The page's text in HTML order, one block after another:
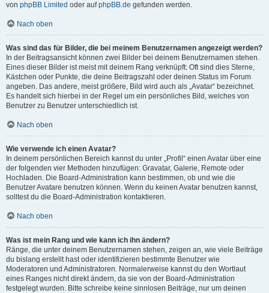
von phpBB Limited oder aufphpBB.de gefunden werden.
Nach oben
Was sind das für Bilder, die bei meinem Benutzernamen angezeigt werden?
In der Beitragsansicht können zwei Bilder bei deinem Benutzernamen stehen.
Eines dieser Bilder ist meist mit deinem Rang verknüpft: Oft sind dies Sterne,
Kästchen oder Punkte, die deine Beitragszahl oder deinen Status im Forum
angeben. Das andere, meist größere, Bild wird auch als „Avatar“ bezeichnet.
Es handelt sich hierbei in der Regel um ein persönliches Bild, welches von
Benutzer zu Benutzer unterschiedlich ist.
Nach oben
Wie verwende ich einen Avatar?
In deinem persönlichen Bereich kannst du unter „Profil“ einen Avatar über eine
der folgenden vier Methoden hinzufügen: Gravatar, Galerie, Remote oder
Hochladen. Die Board-Administration kann bestimmen, ob und wie die
Benutzer Avatare benutzen können. Wenn du keinen Avatar benutzen kannst,
solltest du die Board-Administration kontaktieren.
Nach oben
Was ist mein Rang und wie kann ich ihn ändern?
Ränge, die unter deinem Benutzernamen stehen, zeigen an, wie viele Beiträge
du bislang erstellt hast oder identifizieren bestimmte Benutzer wie
Moderatoren und Administratoren. Normalerweise kannst du den Wortlaut
eines Ranges nicht direkt ändern, da sie von der Board-Administration
festgelegt wurden. Bitte schreibe keine sinnlosen Beiträge, nur um deinen